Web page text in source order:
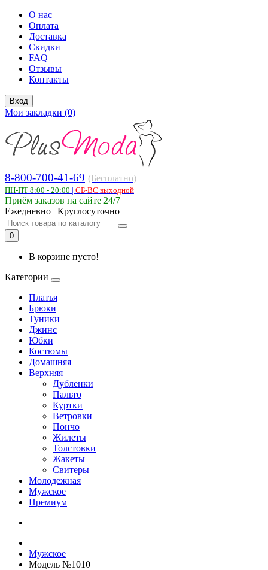
О нас
Оплата
Доставка
Скидки
FAQ
Отзывы
Контакты
Вход
Мои закладки (0)
8-800-700-41-69 (Бесплатно)
ПН-ПТ 8:00 - 20:00 | СБ-ВС выходной
Приём заказов на сайте 24/7
Ежедневно | Круглосуточно
0
В корзине пусто!
Категории
Платья
Брюки
Туники
Джинс
Юбки
Костюмы
Домашняя
Верхняя
Дубленки
Пальто
Куртки
Ветровки
Пончо
Жилеты
Толстовки
Жакеты
Свитеры
Молодежная
Мужское
Премиум
Мужское
Модель №1010